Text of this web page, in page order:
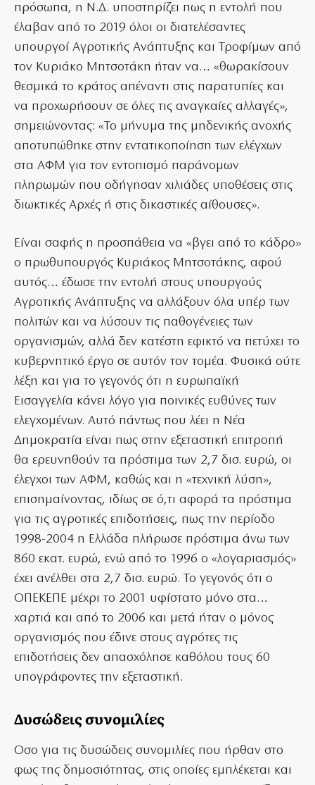
πρόσωπα, η Ν.Δ. υποστηρίζει πως η εντολή που
έλαβαν από το 2019 όλοι οι διατελέσαντες
υπουργοί Αγροτικής Ανάπτυξης και Τροφίμων από
τον Κυριάκο Μητσοτάκη ήταν να… «θωρακίσουν
θεσμικά το κράτος απέναντι στις παρατυπίες και
να προχωρήσουν σε όλες τις αναγκαίες αλλαγές»,
σημειώνοντας: «Το μήνυμα της μηδενικής ανοχής
αποτυπώθηκε στην εντατικοποίηση των ελέγχων
στα ΑΦΜ για τον εντοπισμό παράνομων
πληρωμών που οδήγησαν χιλιάδες υποθέσεις στις
διωκτικές Αρχές ή στις δικαστικές αίθουσες».
Είναι σαφής η προσπάθεια να «βγει από το κάδρο»
ο πρωθυπουργός Κυριάκος Μητσοτάκης, αφού
αυτός… έδωσε την εντολή στους υπουργούς
Αγροτικής Ανάπτυξης να αλλάξουν όλα υπέρ των
πολιτών και να λύσουν τις παθογένειες των
οργανισμών, αλλά δεν κατέστη εφικτό να πετύχει το
κυβερνητικό έργο σε αυτόν τον τομέα. Φυσικά ούτε
λέξη και για το γεγονός ότι η ευρωπαϊκή
Εισαγγελία κάνει λόγο για ποινικές ευθύνες των
ελεγχομένων. Αυτό πάντως που λέει η Νέα
Δημοκρατία είναι πως στην εξεταστική επιτροπή
θα ερευνηθούν τα πρόστιμα των 2,7 δισ. ευρώ, οι
έλεγχοι των ΑΦΜ, καθώς και η «τεχνική λύση»,
επισημαίνοντας, ιδίως σε ό,τι αφορά τα πρόστιμα
για τις αγροτικές επιδοτήσεις, πως την περίοδο
1998-2004 η Ελλάδα πλήρωσε πρόστιμα άνω των
860 εκατ. ευρώ, ενώ από το 1996 ο «λογαριασμός»
έχει ανέλθει στα 2,7 δισ. ευρώ. Το γεγονός ότι ο
ΟΠΕΚΕΠΕ μέχρι το 2001 υφίστατο μόνο στα…
χαρτιά και από το 2006 και μετά ήταν ο μόνος
οργανισμός που έδινε στους αγρότες τις
επιδοτήσεις δεν απασχόλησε καθόλου τους 60
υπογράφοντες την εξεταστική.
Δυσώδεις συνομιλίες
Οσο για τις δυσώδεις συνομιλίες που ήρθαν στο
φως της δημοσιότητας, στις οποίες εμπλέκεται και